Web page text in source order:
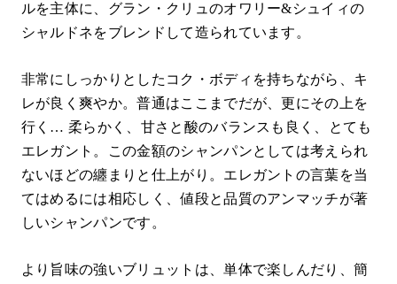
ルを主体に、グラン・クリュのオワリー&シュイィの
シャルドネをブレンドして造られています。
非常にしっかりとしたコク・ボディを持ちながら、キ
レが良く爽やか。普通はここまでだが、更にその上を
行く… 柔らかく、甘さと酸のバランスも良く、とても
エレガント。この金額のシャンパンとしては考えられ
ないほどの纏まりと仕上がり。エレガントの言葉を当
てはめるには相応しく、値段と品質のアンマッチが著
しいシャンパンです。
より旨味の強いブリュットは、単体で楽しんだり、簡